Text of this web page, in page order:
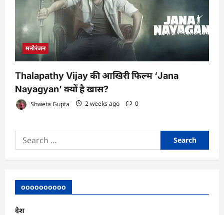
मनोरंजन
Thalapathy Vijay की आखिरी फिल्म ‘Jana
Nayagyan’ क्यों है खास?
Shweta Gupta 2 weeks ago 0
Search
for:
oooooooooo
देश